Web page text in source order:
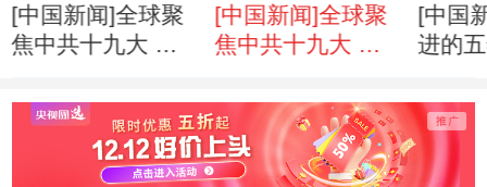
[中国新闻]全球聚
焦中共十九大 新
国在世界经济发展
中发挥重要作用
[中国新闻]全球聚
焦中共十九大 欧
中国经济点滴变化
[中国
进的
记者
变化